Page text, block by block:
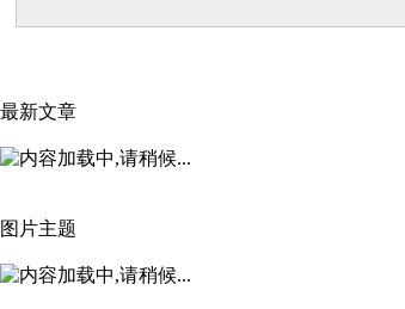
最新文章
图片主题